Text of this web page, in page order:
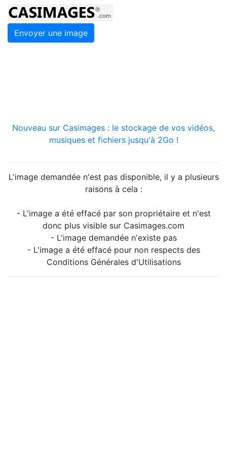
Envoyer une image
Nouveau sur Casimages : le stockage de vos vidéos,
musiques et fichiers jusqu'à 2Go !
L'image demandée n'est pas disponible, il y a plusieurs
raisons à cela :
- L'image a été effacé par son propriétaire et n'est
donc plus visible sur Casimages.com
- L'image demandée n'existe pas
- L'image a été effacé pour non respects des
Conditions Générales d'Utilisations